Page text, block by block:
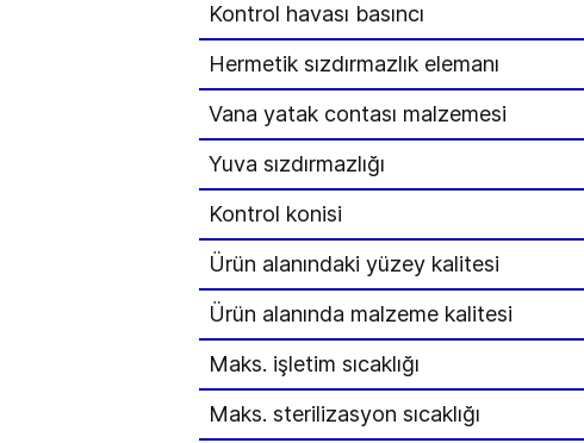
Kontrol havası basıncı
Hermetik sızdırmazlık elemanı
Vana yatak contası malzemesi
Yuva sızdırmazlığı
Kontrol konisi
Ürün alanındaki yüzey kalitesi
Ürün alanında malzeme kalitesi
Maks. işletim sıcaklığı
Maks. sterilizasyon sıcaklığı